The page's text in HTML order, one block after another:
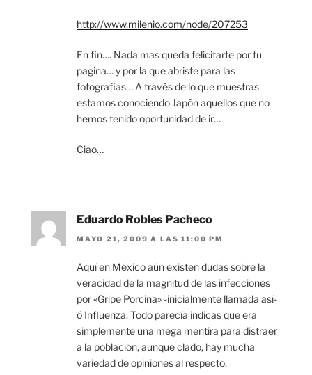
http://www.milenio.com/node/207253
En fin…. Nada mas queda felicitarte por tu
pagina… y por la que abriste para las
fotografias… A través de lo que muestras
estamos conociendo Japón aquellos que no
hemos tenido oportunidad de ir…
Ciao…
Eduardo Robles Pacheco
MAYO 21, 2009 A LAS 11:00 PM
Aquí en México aún existen dudas sobre la
veracidad de la magnitud de las infecciones
por «Gripe Porcina» -inicialmente llamada así-
ó Influenza. Todo parecía indicas que era
simplemente una mega mentira para distraer
a la población, aunque clado, hay mucha
variedad de opiniones al respecto.